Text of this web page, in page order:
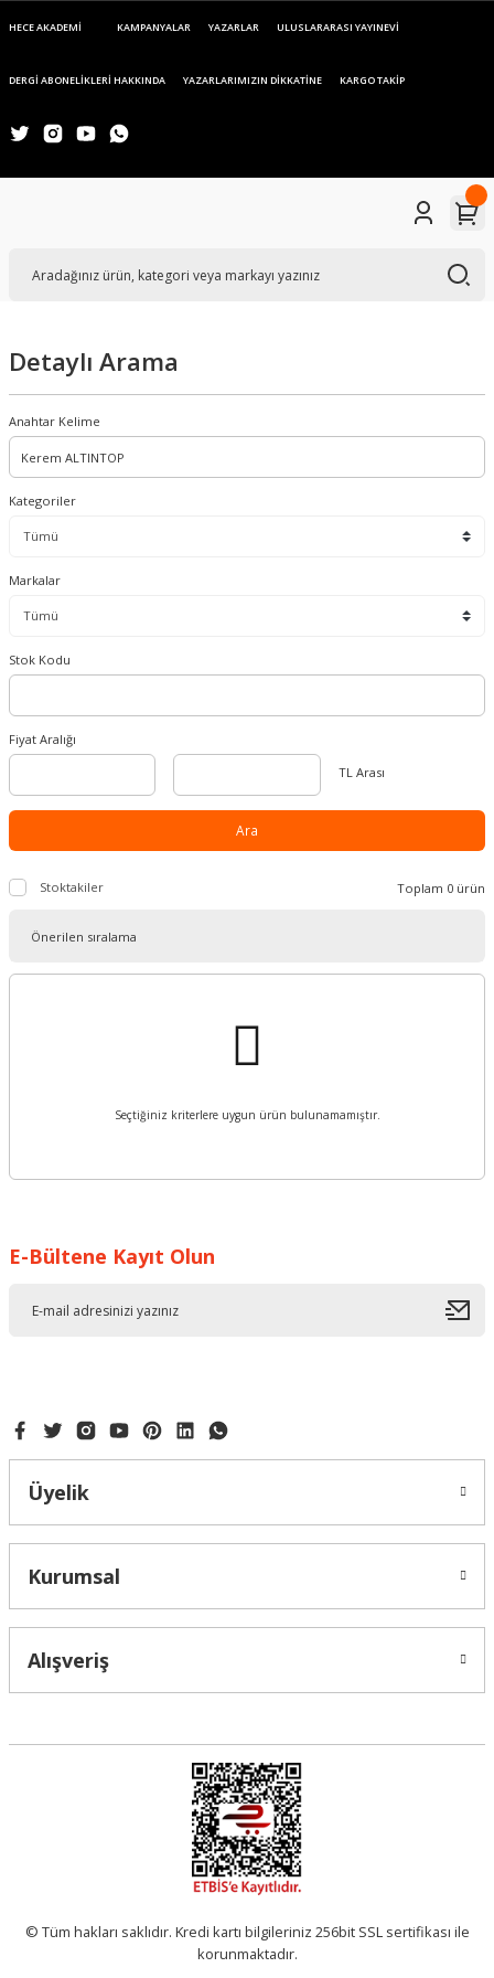
HECE AKADEMİ KAMPANYALAR YAZARLAR ULUSLARARASI YAYINEVİ
DERGİ ABONELİKLERİ HAKKINDA YAZARLARIMIZIN DİKKATİNE KARGO TAKİP
Detaylı Arama
Anahtar Kelime
Kategoriler
Markalar
Stok Kodu
Fiyat Aralığı
TL Arası
Ara
Stoktakiler Toplam 0 ürün
Seçtiğiniz kriterlere uygun ürün bulunamamıştır.
E-Bültene Kayıt Olun
Üyelik
Kurumsal
Alışveriş
© Tüm hakları saklıdır. Kredi kartı bilgileriniz 256bit SSL sertifikası ile
korunmaktadır.